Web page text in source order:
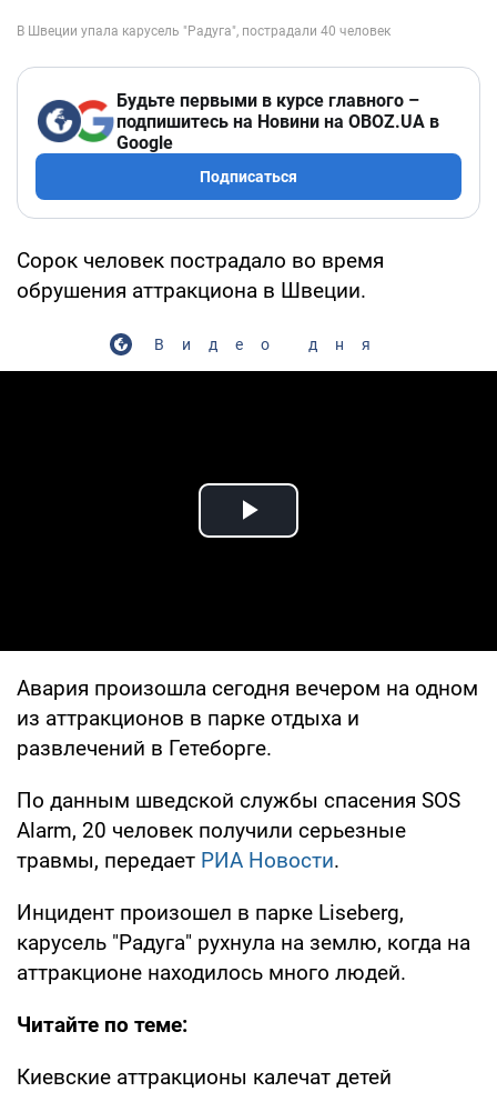
Будьте первыми в курсе главного –
подпишитесь на Новини на OBOZ.UA в
Google
Подписаться
Сорок человек пострадало во время
обрушения аттракциона в Швеции.
Видео дня
Play Video
Авария произошла сегодня вечером на одном
из аттракционов в парке отдыха и
развлечений в Гетеборге.
По данным шведской службы спасения SOS
Alarm, 20 человек получили серьезные
травмы, передает РИА Новости.
Инцидент произошел в парке Liseberg,
карусель "Радуга" рухнула на землю, когда на
аттракционе находилось много людей.
Читайте по теме:
Киевские аттракционы калечат детей